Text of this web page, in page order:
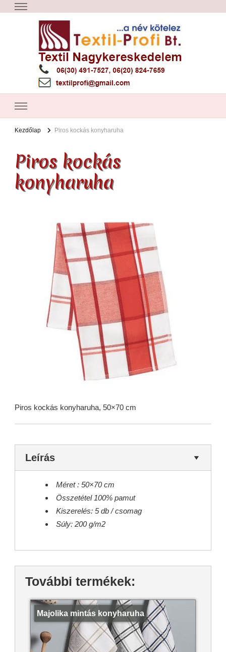
Textil Győr
Textil nagykereskedelem – Győr
Kezdőlap Piros kockás konyharuha
Piros kockás
konyharuha
Piros kockás konyharuha, 50×70 cm
Leírás
Méret : 50×70 cm
Összetétel 100% pamut
Kiszerelés: 5 db / csomag
Súly: 200 g/m2
További termékek:
Majolika mintás konyharuha